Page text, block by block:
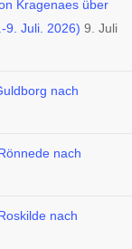
Kragenaes über
9. Juli. 2026) 9. Juli
nach
nach
nach